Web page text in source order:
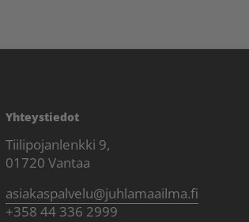
Yhteystiedot
Tiilipojanlenkki 9,
01720 Vantaa
asiakaspalvelu@juhlamaailma.fi
+358 44 336 2999